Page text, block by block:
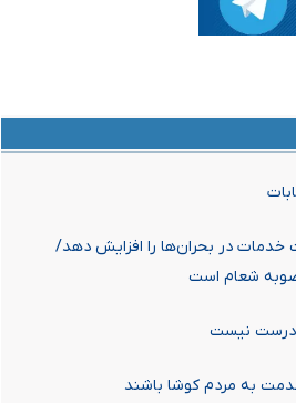
خدمات در بحران‌ها را افزایش دهد/
شعام است
درست نیست
به مردم کوشا باشند